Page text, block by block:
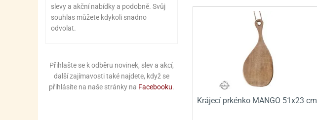
slevy a akční nabídky a podobně. Svůj
souhlas můžete kdykoli snadno
odvolat.
Přihlašte se k odběru novinek, slev a akcí,
další zajímavosti také najdete, když se
přihlásíte na naše stránky na Facebooku.
Krájecí prkénko MANGO 51x23 cm